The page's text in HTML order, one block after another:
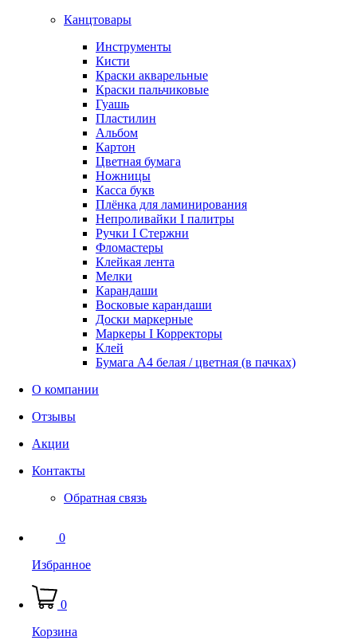
Канцтовары
Инструменты
Кисти
Краски акварельные
Краски пальчиковые
Гуашь
Пластилин
Альбом
Картон
Цветная бумага
Ножницы
Касса букв
Плёнка для ламинирования
Непроливайки I палитры
Ручки I Стержни
Фломастеры
Клейкая лента
Мелки
Карандаши
Восковые карандаши
Доски маркерные
Маркеры I Корректоры
Клей
Бумага А4 белая / цветная (в пачках)
О компании
Отзывы
Акции
Контакты
Обратная связь
0
Избранное
0
Корзина